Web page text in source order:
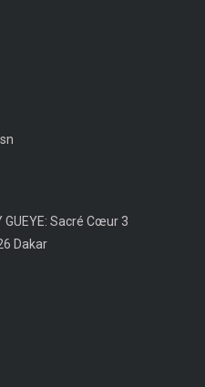
GUEYE: Sacré Cœur 3
Dakar